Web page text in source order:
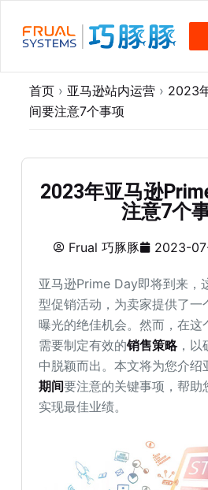
过
首页 › 亚马逊站内运营 › 2023
间要注意7个事项
2023年亚马逊
注意7个
Frual 巧豚豚 2023-
亚马逊Prime Day即将到来，
型促销活动，为卖家提供了一
曝光的绝佳机会。然而，在这
需要制定有效的销售策略，以
中脱颖而出。本文将为您介绍
期间要注意的关键事项，帮助
实现最佳业绩。